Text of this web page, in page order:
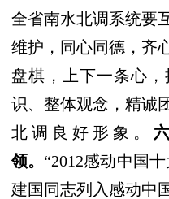
全省南水北调系统要
维护，同心同德，齐
盘棋，上下一条心
识、整体观念，精诚
北调良好形象。
领。 “2012感动中国
建国同志列入感动中